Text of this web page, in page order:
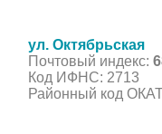
ул. Октябрьская
Почтовый индекс:
Код ИФНС: 2713
Районный код